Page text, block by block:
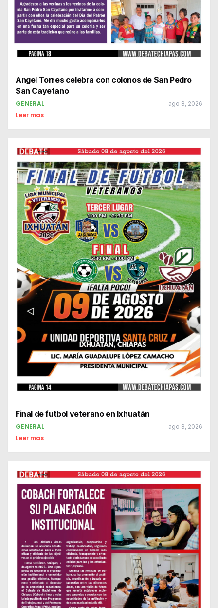
Ángel Torres celebra con colonos de San Pedro
San Cayetano
GENERAL ago 8, 2026
Leer mas
Final de futbol veterano en Ixhuatán
GENERAL ago 8, 2026
Leer mas